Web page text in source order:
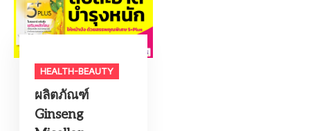
HEALTH-BEAUTY
ผลิตภัณฑ์
Ginseng